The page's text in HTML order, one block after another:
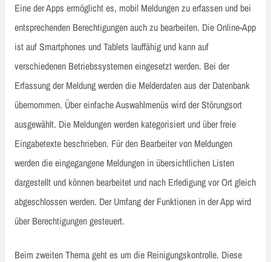
Eine der Apps ermöglicht es, mobil Meldungen zu erfassen und bei
entsprechenden Berechtigungen auch zu bearbeiten. Die Online-App
ist auf Smartphones und Tablets lauffähig und kann auf
verschiedenen Betriebssystemen eingesetzt werden. Bei der
Erfassung der Meldung werden die Melderdaten aus der Datenbank
übernommen. Über einfache Auswahlmenüs wird der Störungsort
ausgewählt. Die Meldungen werden kategorisiert und über freie
Eingabetexte beschrieben. Für den Bearbeiter von Meldungen
werden die eingegangene Meldungen in übersichtlichen Listen
dargestellt und können bearbeitet und nach Erledigung vor Ort gleich
abgeschlossen werden. Der Umfang der Funktionen in der App wird
über Berechtigungen gesteuert.
Beim zweiten Thema geht es um die Reinigungskontrolle. Diese